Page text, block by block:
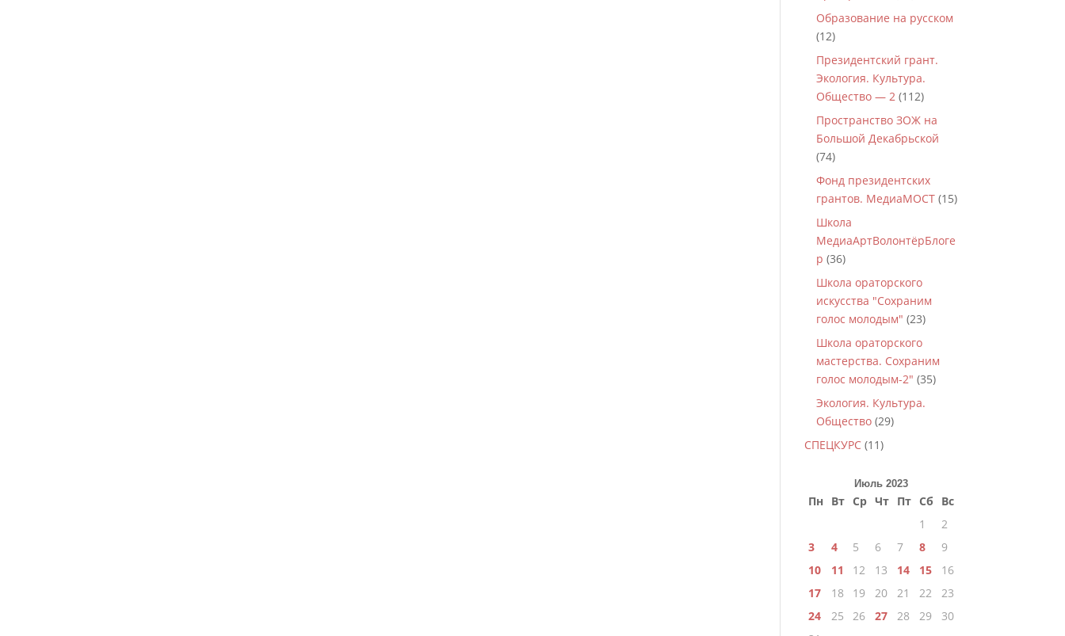
Образование на русском
(12)
Президентский грант.
Экология. Культура.
Общество — 2 (112)
Пространство ЗОЖ на
Большой Декабрьской
(74)
Фонд президентских
грантов. МедиаМОСТ (15)
Школа
МедиаАртВолонтёрБлоге
р (36)
Школа ораторского
искусства "Сохраним
голос молодым" (23)
Школа ораторского
мастерства. Сохраним
голос молодым-2" (35)
Экология. Культура.
Общество (29)
СПЕЦКУРС (11)
Июль 2023
Пн Вт Ср Чт Пт Сб
Вс
1
2
3
4 5 6 7 8
9
10
11 12 13 14 15
16
17
18 19 20 21 22
23
24
25 26 27 28 29
30